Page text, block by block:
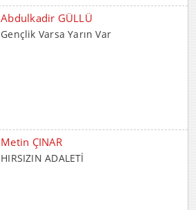
Metin ÇINAR
HIRSIZIN ADALETİ
İrfan CENGER
İnsani Değerlerin Temeli Ailede Atılır